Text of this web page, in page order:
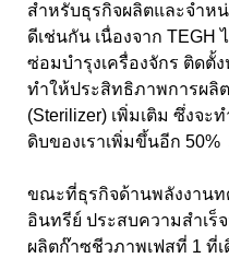
สำหรับธุรกิจผลิตและจำ
ดีเช่นกัน เนื่องจาก TEGH
ซ่อมบำรุงเครื่องจักร ติดตั้
ทำให้ประสิทธิภาพการผลิ
(Sterilizer) เพิ่มเติม ซึ่งจ
ดิบของเราเพิ่มขึ้นอีก 50%
ขณะที่ธุรกิจด้านพลังงานท
อินทรีย์ ประสบความสำเร็
ผลิตก๊าซชีวภาพเฟสที่ 1 ที่